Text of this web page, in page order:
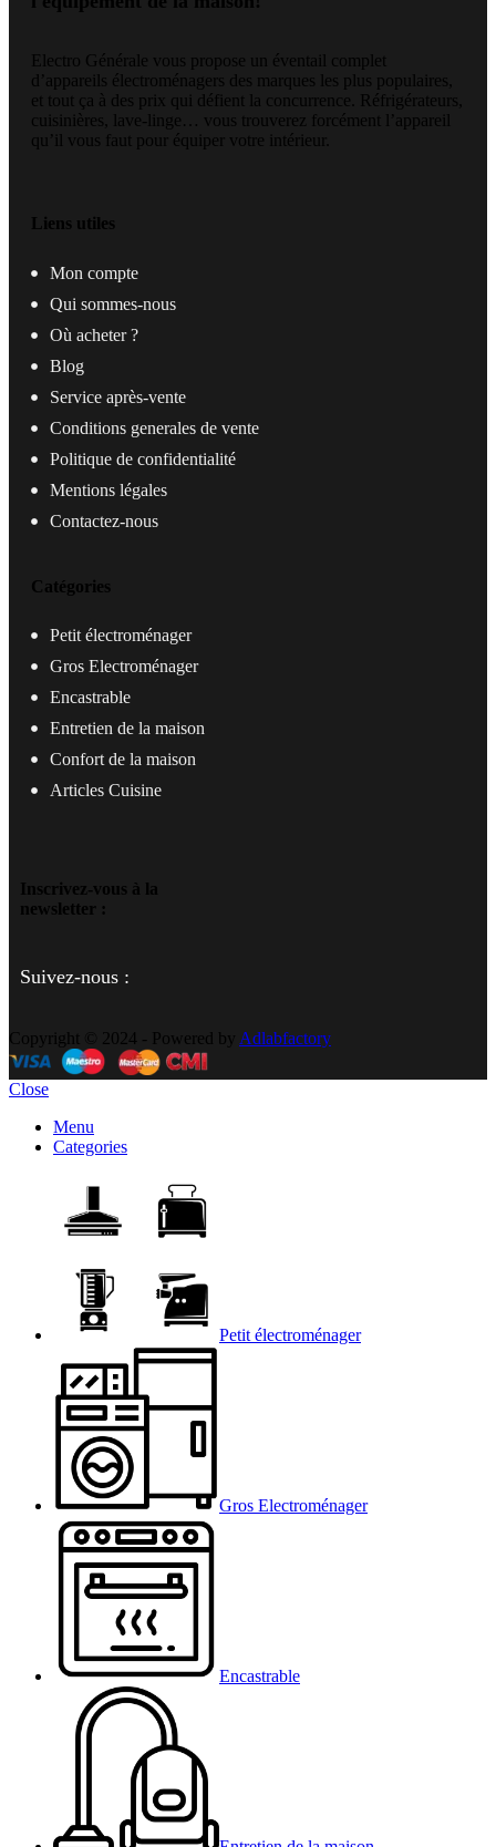
Electro Générale vous propose un éventail complet
d’appareils électroménagers des marques les plus populaires,
et tout ça à des prix qui défient la concurrence. Réfrigérateurs,
cuisinières, lave-linge… vous trouverez forcément l’appareil
qu’il vous faut pour équiper votre intérieur.
Liens utiles
Mon compte
Qui sommes-nous
Où acheter ?
Blog
Service après-vente
Conditions generales de vente
Politique de confidentialité
Mentions légales
Contactez-nous
Catégories
Petit électroménager
Gros Electroménager
Encastrable
Entretien de la maison
Confort de la maison
Articles Cuisine
Inscrivez-vous à la
newsletter :
Suivez-nous :
Copyright © 2024 - Powered by Adlabfactory
Close
Menu
Categories
Petit électroménager
Gros Electroménager
Encastrable